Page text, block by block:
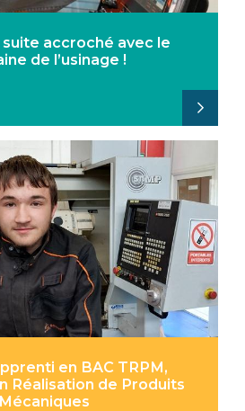
suite accroché avec le
de l’usinage !
en BAC TRPM,
Réalisation de Produits
Mécaniques